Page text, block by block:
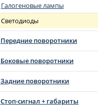
Галогеновые лампы
Светодиоды
Передние поворотники
Боковые поворотники
Задние поворотники
Стоп-сигнал + габариты